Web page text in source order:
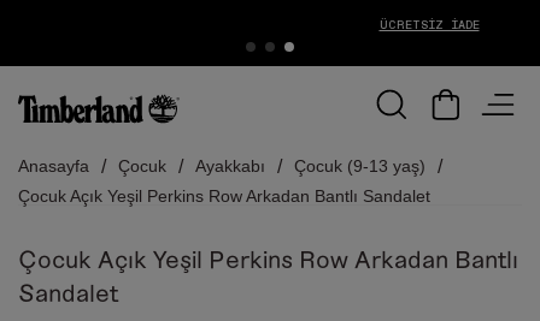
Anasayfa Çocuk Ayakkabı
Çocuk (9-13 yaş)
Çocuk Açık Yeşil Perkins Row Arkadan Bantlı Sandalet
Çocuk Açık Yeşil Perkins Row Arkadan Bantlı
Sandalet